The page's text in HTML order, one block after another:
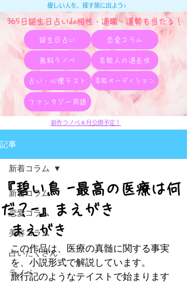
365日誕生日占いde相性・適職・​運勢も当たる！
優しい人を、探す旅に出よう♪
誕生日占い 恋愛コラム
無料ラノベ 芸能人の過去世
占い・心理テスト 芸能オーディション
ファンタジー用語
新作ラノベ８月公開予定！
記事
新着コラム
恋愛コラム
美容コラム
占いたくさん
ラノベ
新着コラム
『碧い鳥 -最高の医療は何
だ？-』まえがき
まえがき
この作品は、医療の真髄に関する事実
を、小説形式で解説しています。
旅行記のようなテイストで始まります